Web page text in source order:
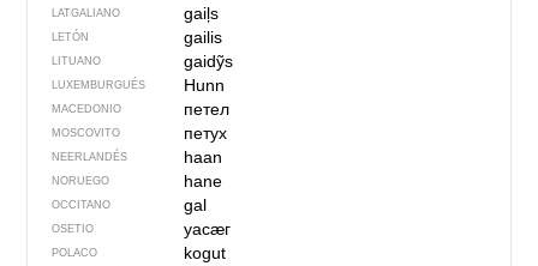
LATGALIANO gaiļs
LETÓN gailis
LITUANO gaidỹs
LUXEMBURGUÉS Hunn
MACEDONIO петел
MOSCOVITO петух
NEERLANDÉS haan
NORUEGO hane
OCCITANO gal
OSETIO уасӕг
POLACO kogut